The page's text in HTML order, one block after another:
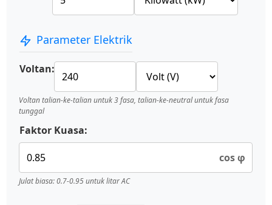
Parameter Elektrik
Voltan:
Voltan talian-ke-talian untuk 3 fasa, talian-ke-neutral untuk fasa
tunggal
Faktor Kuasa:
cos φ
Julat biasa: 0.7-0.95 untuk litar AC